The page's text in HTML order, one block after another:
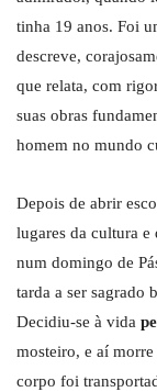
tinha 19 anos. Foi
descreve,
que relata, com
suas obras
homem no mundo
Depois de abrir
lugares da cultura
num domingo de
tarda a ser sagrado
Decidiu-se à vida
mosteiro, e aí
corpo foi